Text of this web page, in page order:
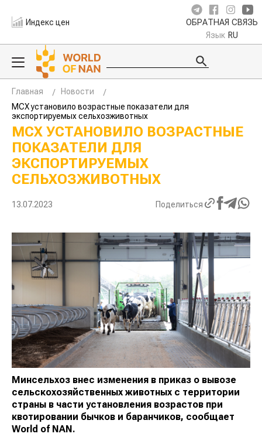
Индекс цен ОБРАТНАЯ СВЯЗЬ
Язык RU
Главная
Новости
МСХ установило возрастные показатели для
экспортируемых сельхозживотных
МСХ УСТАНОВИЛО ВОЗРАСТНЫЕ
ПОКАЗАТЕЛИ ДЛЯ
ЭКСПОРТИРУЕМЫХ
СЕЛЬХОЗЖИВОТНЫХ
13.07.2023 Поделиться
Минсельхоз внес изменения в приказ о вывозе
сельскохозяйственных животных с территории
страны в части установления возрастов при
квотировании бычков и баранчиков, сообщает
World of NAN .